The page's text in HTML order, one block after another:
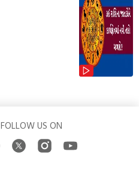
FOLLOW US ON